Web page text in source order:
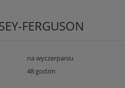
FERGUSON
na wyczerpaniu
48 godzin